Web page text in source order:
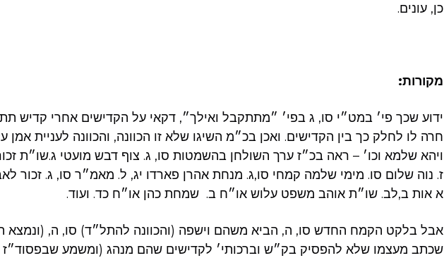
כן, עונים.
מקורות:
ידוע שכך פי׳ במט״י סו, ג בפי׳ ״מתתקבל ואילך״, דקאי על הקדישים אחרי קדיש
חרה לו לחלק כך בין הקדישים. ואכן בכ״מ השיגו שלא זו הכוונה, והכוונה לעניית
ויהא שלמא וכו׳ – ראה בכ״ז ערך השולחן בהשמטות סו, ג. צוף דבש מועטי ג.שו״ת
ז. נוה שלום סו. מימי שלמה קמחי סו,ג. מנחת אהרן פארדו יג, ל. מאמ״ר סו, ג. זכור
א אות ב,לב. שו״ת אוהב משפט עלוש או״ח ב. שמחת כהן או״ח כד. ועוד.
אבל בלקט הקמח החדש סו, ה, הביא משהם וישפה (והכוונה להתל״ד) סו, ה, (ונמצא
שכתב מעצמו שלא להפסיק בק״ש וברכותי׳ לקדישים שהם מנהג (ומשמע שבפסוד״ז